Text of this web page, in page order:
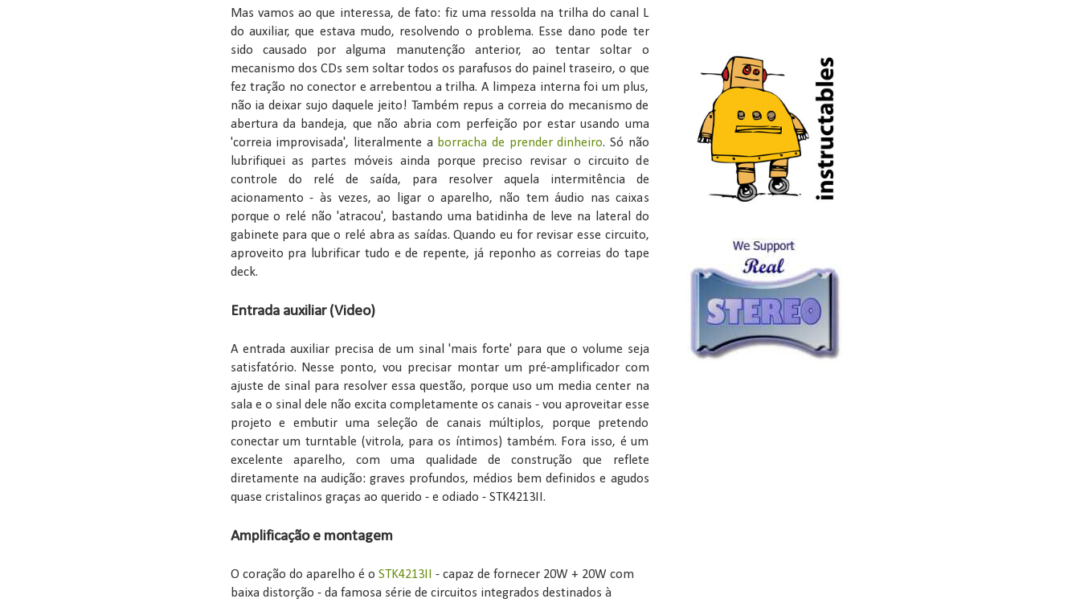
Mas vamos ao que interessa, de fato: fiz uma ressolda na trilha do canal L
do auxiliar, que estava mudo, resolvendo o problema. Esse dano pode ter
sido causado por alguma manutenção anterior, ao tentar soltar o
mecanismo dos CDs sem soltar todos os parafusos do painel traseiro, o que
fez tração no conector e arrebentou a trilha. A limpeza interna foi um plus,
não ia deixar sujo daquele jeito! Também repus a correia do mecanismo de
abertura da bandeja, que não abria com perfeição por estar usando uma
'correia improvisada', literalmente a borracha de prender dinheiro. Só não
lubrifiquei as partes móveis ainda porque preciso revisar o circuito de
controle do relé de saída, para resolver aquela intermitência de
acionamento - às vezes, ao ligar o aparelho, não tem áudio nas caixas
porque o relé não 'atracou', bastando uma batidinha de leve na lateral do
gabinete para que o relé abra as saídas. Quando eu for revisar esse circuito,
aproveito pra lubrificar tudo e de repente, já reponho as correias do tape
deck.
Entrada auxiliar (Video)
A entrada auxiliar precisa de um sinal 'mais forte' para que o volume seja
satisfatório. Nesse ponto, vou precisar montar um pré-amplificador com
ajuste de sinal para resolver essa questão, porque uso um media center na
sala e o sinal dele não excita completamente os canais - vou aproveitar esse
projeto e embutir uma seleção de canais múltiplos, porque pretendo
conectar um turntable (vitrola, para os íntimos) também. Fora isso, é um
excelente aparelho, com uma qualidade de construção que reflete
diretamente na audição: graves profundos, médios bem definidos e agudos
quase cristalinos graças ao querido - e odiado - STK4213II.
Amplificação e montagem
O coração do aparelho é o STK4213II - capaz de fornecer 20W + 20W com
baixa distorção - da famosa série de circuitos integrados destinados à